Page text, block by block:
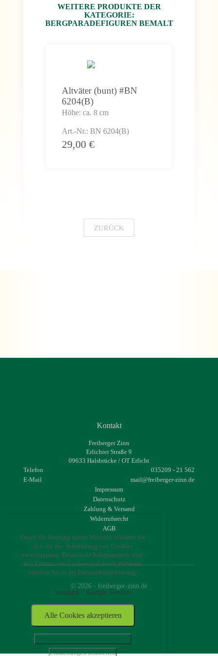
WEITERE PRODUKTE DER
KATEGORIE:
BERGPARADEFIGUREN BEMALT
Altväter (bunt) #BN
6204(B)
Höhe: ca. 8 cm
Art.-Nr.: BN 6204(B)
29,00 €
ZURÜCK
Kontakt
Freiberger Zinn
Erlichter Straße 9
09633 Halsbrücke / OT Erlicht
Telefon
035209 - 21 562
E-Mail
mail@freiberger-zinn.de
Impressum
Datenschutz
Zahlung & Versand
Widerrufsrecht
AGB
© 2026 - freiberger-zinn.de
Durch die Nutzung dieser Webseite erklären Sie
sich mit der Verwendung von Cookies
einverstanden. Detaillierte Informationen über
den Einsatz von Cookies auf dieser Webseite
erhalten Sie in der Datenschutzerklärung.
Standard Google Services
Alle Cookies akzeptieren
Einstellungen bearbeiten